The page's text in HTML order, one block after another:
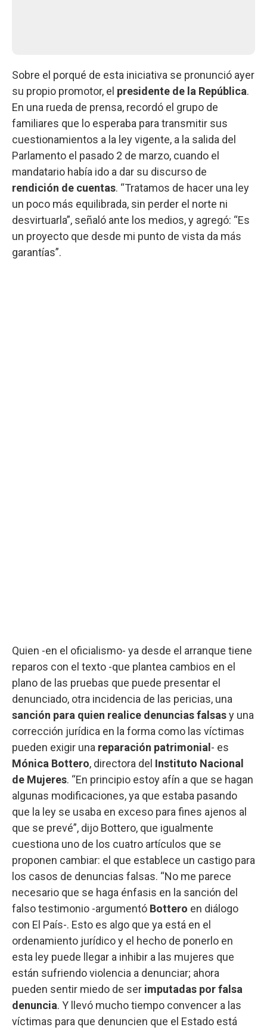
Sobre el porqué de esta iniciativa se pronunció ayer
su propio promotor, el presidente de la República.
En una rueda de prensa, recordó el grupo de
familiares que lo esperaba para transmitir sus
cuestionamientos a la ley vigente, a la salida del
Parlamento el pasado 2 de marzo, cuando el
mandatario había ido a dar su discurso de
rendición de cuentas. “Tratamos de hacer una ley
un poco más equilibrada, sin perder el norte ni
desvirtuarla”, señaló ante los medios, y agregó: “Es
un proyecto que desde mi punto de vista da más
garantías”.
Quien -en el oficialismo- ya desde el arranque tiene
reparos con el texto -que plantea cambios en el
plano de las pruebas que puede presentar el
denunciado, otra incidencia de las pericias, una
sanción para quien realice denuncias falsasy una
corrección jurídica en la forma como las víctimas
pueden exigir una reparación patrimonial - es
Mónica Bottero, directora del Instituto Nacional
de Mujeres. “En principio estoy afín a que se hagan
algunas modificaciones, ya que estaba pasando
que la ley se usaba en exceso para fines ajenos al
que se prevé”, dijo Bottero, que igualmente
cuestiona uno de los cuatro artículos que se
proponen cambiar: el que establece un castigo para
los casos de denuncias falsas. “No me parece
necesario que se haga énfasis en la sanción del
falso testimonio -argumentó Bottero en diálogo
con El País-. Esto es algo que ya está en el
ordenamiento jurídico y el hecho de ponerlo en
esta ley puede llegar a inhibir a las mujeres que
están sufriendo violencia a denunciar; ahora
pueden sentir miedo de ser imputadas por falsa
denuncia. Y llevó mucho tiempo convencer a las
víctimas para que denuncien que el Estado está